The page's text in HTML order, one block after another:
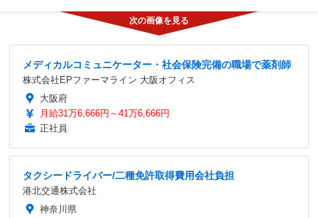
メディカルコミュニケーター・社会保険完備の職場で薬剤師
株式会社EPファーマライン 大阪オフィス
大阪府
月給31万6,666円～41万6,666円
正社員
タクシードライバー/二種免許取得費用会社負担
港北交通株式会社
神奈川県